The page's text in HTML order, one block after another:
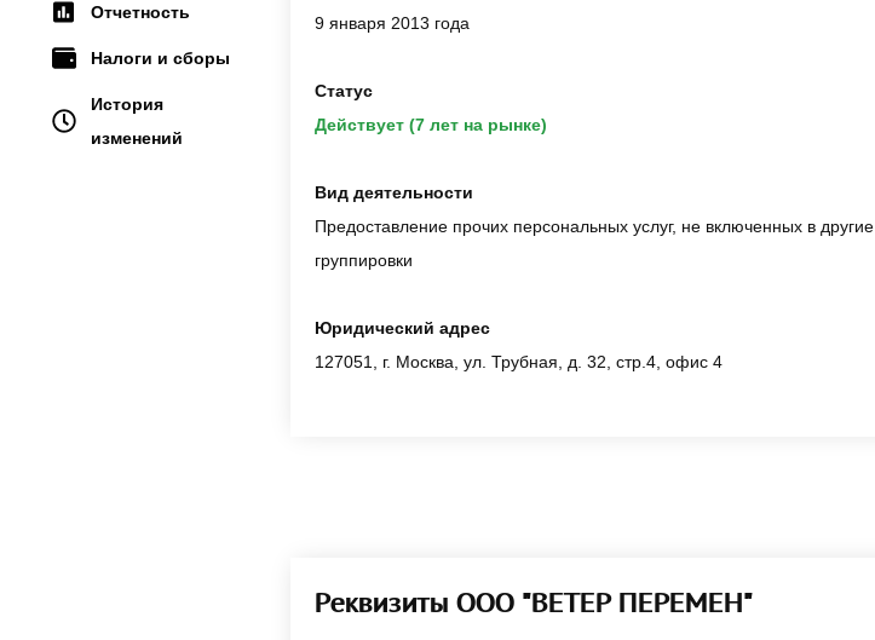
Отчетность
Налоги и сборы
История
изменений
9 января 2013 года
Статус
Действует (7 лет на рынке)
Вид деятельности
Предоставление прочих персональных услуг, не включенных в другие
группировки
Юридический адрес
127051, г. Москва, ул. Трубная, д. 32, стр.4, офис 4
Реквизиты ООО "ВЕТЕР ПЕРЕМЕН"